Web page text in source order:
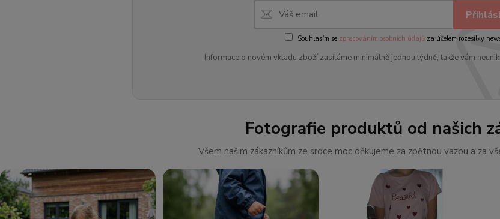
Souhlasím se zpracováním osobních údajů za účelem rozesílky
Informace o novém vkladu zboží zasíláme minimálně jednou týdně, takže vám
Fotografie produktů od našich
Všem našim zákazníkům ze srdce moc děkujeme za zpětnou vazbu a za